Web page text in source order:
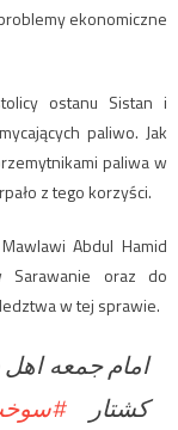
ekonomiczne
ostanu Sistan i
paliwo. Jak
paliwa w
z tego korzyści.
Abdul Hamid
Sarawanie oraz do
w tej sprawie.
امام جمعه
کشتار